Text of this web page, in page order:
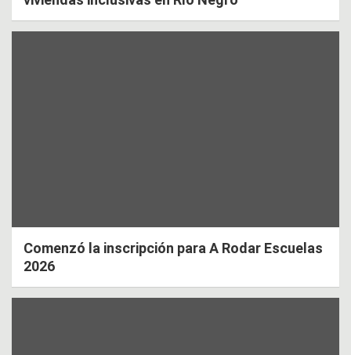
Comenzó la inscripción para A Rodar Escuelas
2026